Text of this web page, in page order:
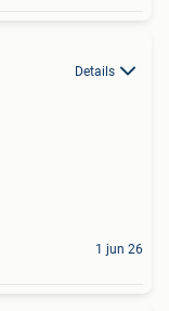
Details
1 jun 26